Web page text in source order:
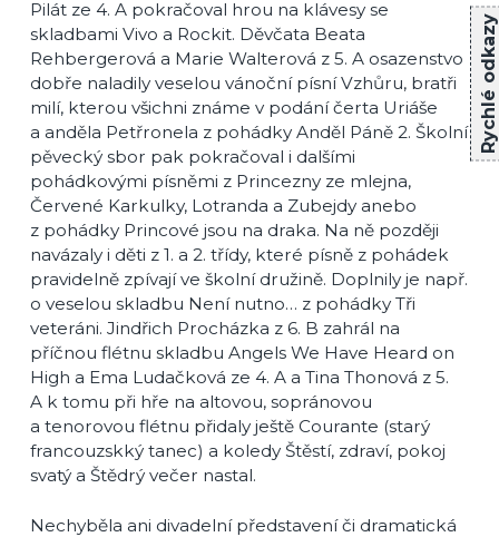
Rychlé odkazy
Pilát ze 4. A pokračoval hrou na klávesy se
skladbami Vivo a Rockit. Děvčata Beata
Rehbergerová a Marie Walterová z 5. A osazenstvo
dobře naladily veselou vánoční písní Vzhůru, bratři
milí, kterou všichni známe v podání čerta Uriáše
a anděla Petřronela z pohádky Anděl Páně 2. Školní
pěvecký sbor pak pokračoval i dalšími
pohádkovými písněmi z Princezny ze mlejna,
Červené Karkulky, Lotranda a Zubejdy anebo
z pohádky Princové jsou na draka. Na ně později
navázaly i děti z 1. a 2. třídy, které písně z pohádek
pravidelně zpívají ve školní družině. Doplnily je např.
o veselou skladbu Není nutno… z pohádky Tři
veteráni. Jindřich Procházka z 6. B zahrál na
příčnou flétnu skladbu Angels We Have Heard on
High a Ema Ludačková ze 4. A a Tina Thonová z 5.
A k tomu při hře na altovou, sopránovou
a tenorovou flétnu přidaly ještě Courante (starý
francouzskký tanec) a koledy Štěstí, zdraví, pokoj
svatý a Štědrý večer nastal.
Nechyběla ani divadelní představení či dramatická